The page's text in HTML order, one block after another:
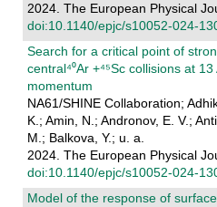
2024. The European Physical
doi:10.1140/epjc/s10052-024-
Search for a critical point of
central⁴⁰Ar +⁴⁵Sc collisions at
momentum
NA61/SHINE Collaboration;
K.; Amin, N.; Andronov, E. V.;
M.; Balkova, Y.; u. a.
2024. The European Physical
doi:10.1140/epjc/s10052-024-
Model of the response of